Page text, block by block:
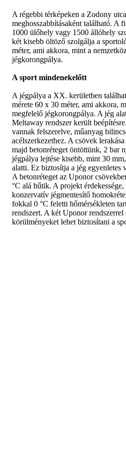
A régebbi térképeken a Zodony
meghosszabbításaként található. A
1000 ülőhely vagy 1500 állóhely
két kisebb öltöző szolgálja a
méter, ami akkora, mint a
jégkorongpálya.
A sport mindenekelőtt
A jégpálya a XX. kerületben
mérete 60 x 30 méter, ami akkora,
megfelelő jégkorongpálya. A jég
Meltaway rendszer került
vannak felszerelve, műanyag
acélszerkezethez. A csövek
majd betonréteget öntöttünk, 2 bar
jégpálya lejtése kisebb, mint 30
alatti. Ez biztosítja a jég egyenletes
A betonréteget az Uponor
°C alá hűtik. A projekt
konzervatív jégmentesítő
fokkal 0 °C feletti hőmérsékleten
rendszert. A két Uponor rendszerrel
körülményeket lehet biztosítani a